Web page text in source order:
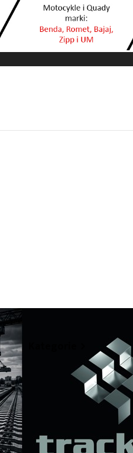
Z życia miasta
Kultura